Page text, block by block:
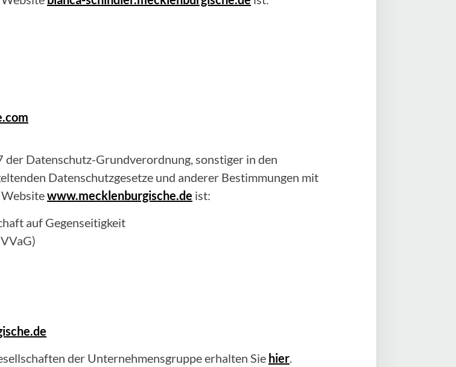
Datenschutz-Grundverordnung, sonstiger in den
Datenschutzgesetze und anderer Bestimmungen mit
www.mecklenburgische.de ist:
auf Gegenseitigkeit
der Unternehmensgruppe erhalten Sie hier.